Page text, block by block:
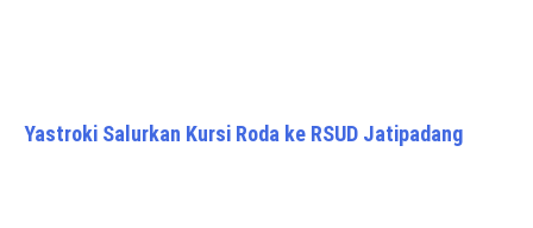
Yastroki Salurkan Kursi Roda ke RSUD Jatipadang